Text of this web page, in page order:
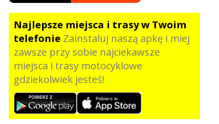
Najlepsze miejsca i trasy w Twoim
telefonie Zainstaluj naszą apkę i miej
zawsze przy sobie najciekawsze
miejsca i trasy motocyklowe
gdziekolwiek jesteś!